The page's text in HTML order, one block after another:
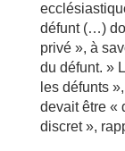
défunt (…)
privé », à
du défunt. »
les défunts
devait être «
discret »,